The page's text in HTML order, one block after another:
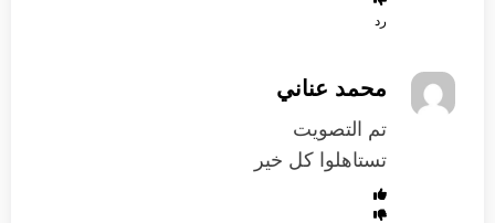
رد
محمد عناني
تم التصويت
تستاهلوا كل خير